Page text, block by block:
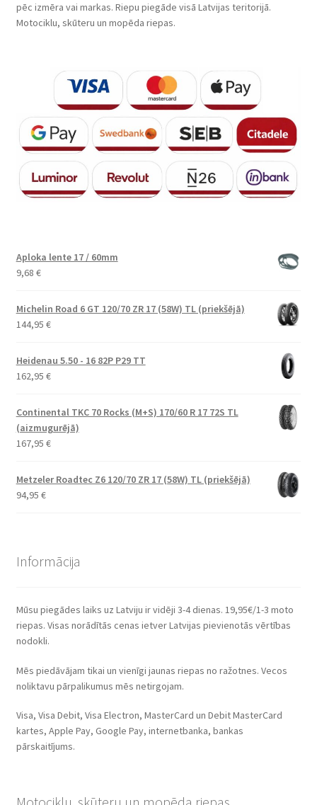
pēc izmēra vai markas. Riepu piegāde visā Latvijas teritorijā.
Motociklu, skūteru un mopēda riepas.
Aploka lente 17 / 60mm
9,68 €
Michelin Road 6 GT 120/70 ZR 17 (58W) TL (priekšējā)
144,95 €
Heidenau 5.50 - 16 82P P29 TT
162,95 €
Continental TKC 70 Rocks (M+S) 170/60 R 17 72S TL
(aizmugurējā)
167,95 €
Metzeler Roadtec Z6 120/70 ZR 17 (58W) TL (priekšējā)
94,95 €
Informācija
Mūsu piegādes laiks uz Latviju ir vidēji 3-4 dienas. 19,95€/1-3 moto
riepas. Visas norādītās cenas ietver Latvijas pievienotās vērtības
nodokli.
Mēs piedāvājam tikai un vienīgi jaunas riepas no ražotnes. Vecos
noliktavu pārpalikumus mēs netirgojam.
Visa, Visa Debit, Visa Electron, MasterCard un Debit MasterCard
kartes, Apple Pay, Google Pay, internetbanka, bankas
pārskaitījums.